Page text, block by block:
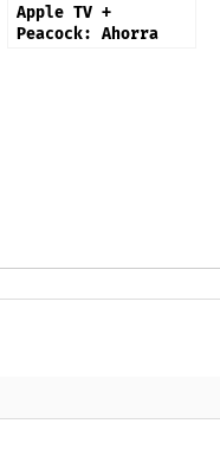
Apple TV +
Peacock: Ahorra